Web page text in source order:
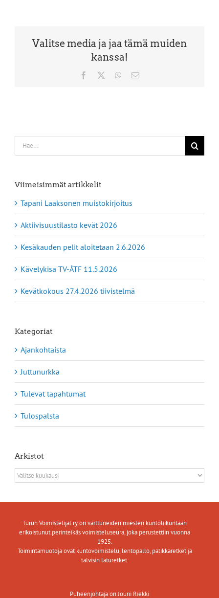
Valitse media ja jaa tämä muiden
kanssa!
Facebook WhatsAppSähköposti
Etsi
...
Viimeisimmät artikkelit
Tapani Laaksonen muistokirjoitus
Aktiivisuustilasto kevät 2026
Kesäkauden pelit aloitetaan 2.6.2026
Kävelykisa TV-ÅTF 11.5.2026
Kevätkokous 27.4.2026 tiivistelmä
Kategoriat
Ajankohtaista
Juttunurkka
Tulevat tapahtumat
Tulospalsta
Arkistot
Arkistot
Turun Voimistelijat ry on varttuneiden miesten kuntoliikuntaan
erikoistunut perinteikäs voimisteluseura, joka perustettiin vuonna
1925.
Toimintamuotoja ovat kuntovoimistelu, lentopallo, patikkaretket ja
talvisin laturetket.
Puheenjohtaja on Jouni Riekki